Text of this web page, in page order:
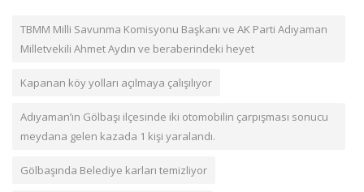
TBMM Milli Savunma Komisyonu Başkanı ve AK Parti Adıyaman
Milletvekili Ahmet Aydın ve beraberindeki heyet
Kapanan köy yolları açılmaya çalışılıyor
Adıyaman’ın Gölbaşı ilçesinde iki otomobilin çarpışması sonucu
meydana gelen kazada 1 kişi yaralandı.
Gölbaşında Belediye karları temizliyor